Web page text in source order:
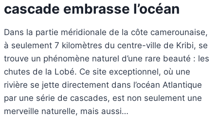
cascade embrasse l’océan
Dans la partie méridionale de la côte camerounaise,
à seulement 7 kilomètres du centre-ville de Kribi, se
trouve un phénomène naturel d’une rare beauté : les
chutes de la Lobé. Ce site exceptionnel, où une
rivière se jette directement dans l’océan Atlantique
par une série de cascades, est non seulement une
merveille naturelle, mais aussi…